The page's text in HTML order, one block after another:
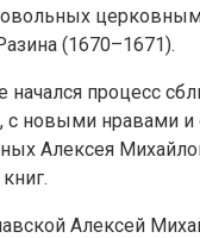
(1670–1671).
начался процесс
новыми нравами и
Алексея
Алексей